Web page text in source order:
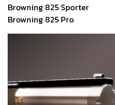
Browning 825 Sporter
Browning 825 Pro